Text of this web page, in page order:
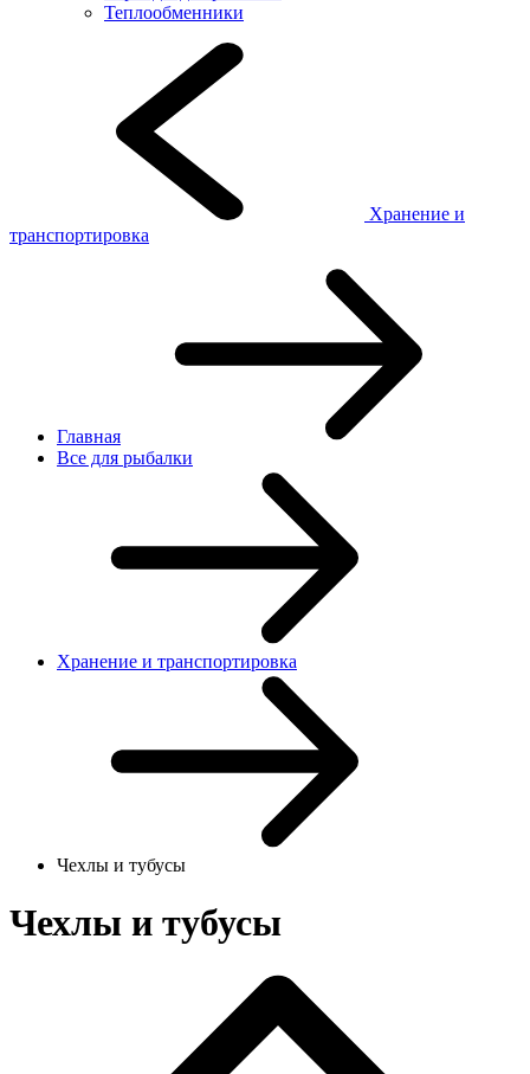
Теплообменники
Хранение и
транспортировка
Главная
Все для рыбалки
Хранение и транспортировка
Чехлы и тубусы
Чехлы и тубусы